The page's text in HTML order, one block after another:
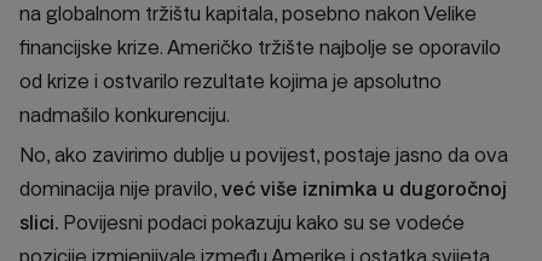
na globalnom tržištu kapitala, posebno nakon Velike
financijske krize. Američko tržište najbolje se oporavilo
od krize i ostvarilo rezultate kojima je apsolutno
nadmašilo konkurenciju.
No, ako zavirimo dublje u povijest, postaje jasno da ova
dominacija nije pravilo, već više iznimka u dugoročnoj
slici. Povijesni podaci pokazuju kako su se vodeće
pozicije izmjenjivale između Amerike i ostatka svijeta.